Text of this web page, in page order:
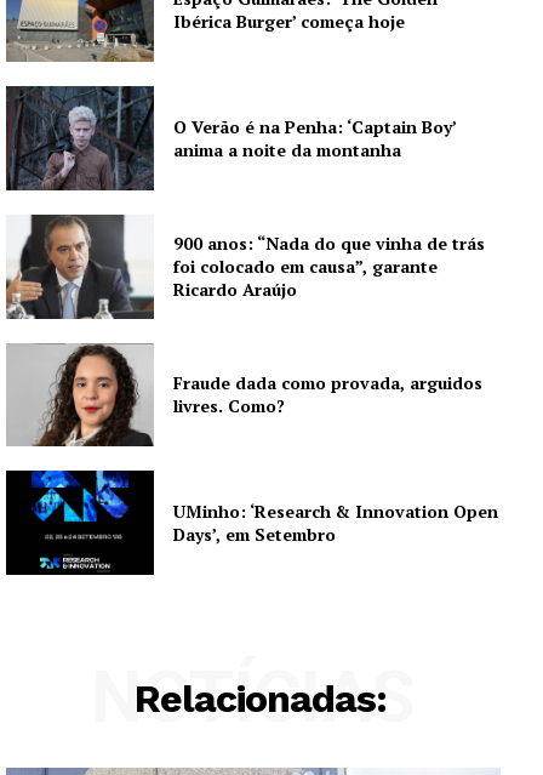
Ibérica Burger’ começa hoje
O Verão é na Penha: ‘Captain Boy’
anima a noite da montanha
900 anos: “Nada do que vinha de trás
foi colocado em causa”, garante
Ricardo Araújo
Fraude dada como provada, arguidos
livres. Como?
UMinho: ‘Research & Innovation Open
Days’, em Setembro
Relacionadas:
NOTÍCIAS